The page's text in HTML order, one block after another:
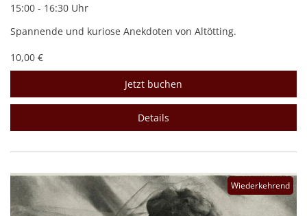
15:00 - 16:30 Uhr
Spannende und kuriose Anekdoten von Altötting.
10,00 €
Jetzt buchen
Details
Wiederkehrend